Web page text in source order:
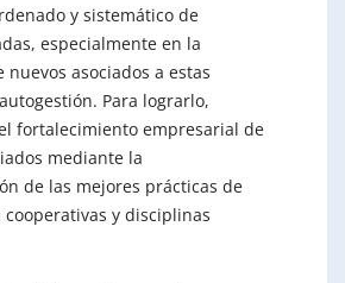
y sistemático de
especialmente en la
asociados a estas
Para lograrlo,
fortalecimiento empresarial de
mediante la
de las mejores prácticas de
cooperativas y disciplinas